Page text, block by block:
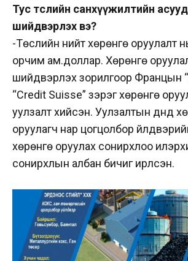
Тус төслийн санхүүжилтийн
шийдвэрлэх вэ?
-Төслийн нийт хөрөнгө оруулалт
орчим ам.доллар. Хөрөнгө
шийдвэрлэх зорилгоор Францын
“Credit Suisse” зэрэг хөрөнгө
уулзалт хийсэн. Уулзалтын дүнд
оруулагч нар цогцолбор
хөрөнгө оруулах сонирхлоо
сонирхлын албан бичиг ирүүлсэн.